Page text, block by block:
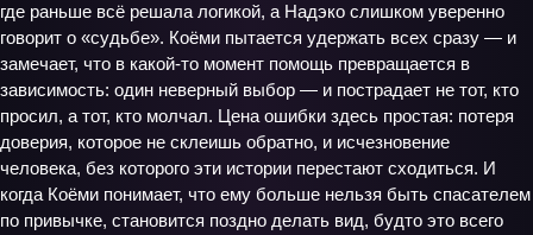
где раньше всё решала логикой, а Надэко слишком уверенно
говорит о «судьбе». Коёми пытается удержать всех сразу — и
замечает, что в какой‑то момент помощь превращается в
зависимость: один неверный выбор — и пострадает не тот, кто
просил, а тот, кто молчал. Цена ошибки здесь простая: потеря
доверия, которое не склеишь обратно, и исчезновение
человека, без которого эти истории перестают сходиться. И
когда Коёми понимает, что ему больше нельзя быть спасателем
по привычке, становится поздно делать вид, будто это всего